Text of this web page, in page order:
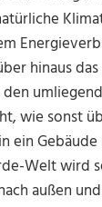
hinaus
wie sonst
ein
Welt wird
außen